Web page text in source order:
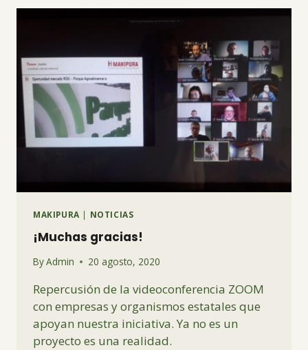
MAKIPURA | NOTICIAS
¡Muchas gracias!
ByAdmin 20 agosto, 2020
Repercusión de la videoconferencia ZOOM
con empresas y organismos estatales que
apoyan nuestra iniciativa. Ya no es un
proyecto es una realidad.